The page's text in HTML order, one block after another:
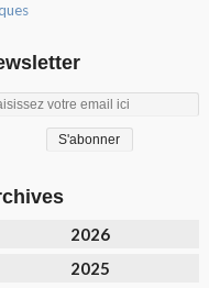
2026
2025